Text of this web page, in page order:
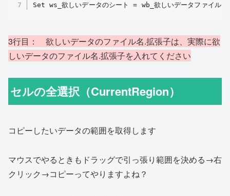
Set ws_欲しいデータのシート = wb_欲しいデータファイ
3行目： 欲しいデータのファイル名.拡張子は、実際に欲
しいデータのファイル名.拡張子を入れてください
セルの全選択（CurrentRegion）
コピーしたいデータの範囲を取得します
マウスでやるときもドラッグで引っ張り範囲を決める→右
クリック→コピーってやりますよね？